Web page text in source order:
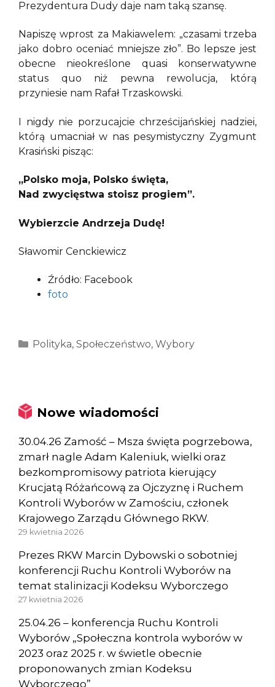
Prezydentura Dudy daje nam taką szansę.
Napiszę wprost za Makiawelem: „czasami trzeba
jako dobro oceniać mniejsze zło”. Bo lepsze jest
obecne nieokreślone quasi konserwatywne
status quo niż pewna rewolucja, którą
przyniesie nam Rafał Trzaskowski.
I nigdy nie porzucajcie chrześcijańskiej nadziei,
którą umacniał w nas pesymistyczny Zygmunt
Krasiński pisząc:
„Polsko moja, Polsko święta,
Nad zwycięstwa stoisz progiem”.
Wybierzcie Andrzeja Dudę!
Sławomir Cenckiewicz
Źródło: Facebook
foto
Kategorie
Polityka, Społeczeństwo, Wybory
Nowe wiadomości
30.04.26 Zamość – Msza święta pogrzebowa,
zmarł nagle Adam Kaleniuk, wielki oraz
bezkompromisowy patriota kierujący
Krucjatą Różańcową za Ojczyznę i Ruchem
Kontroli Wyborów w Zamościu, członek
Krajowego Zarządu Głównego RKW.
29 kwietnia 2026
Prezes RKW Marcin Dybowski o sobotniej
konferencji Ruchu Kontroli Wyborów na
temat stalinizacji Kodeksu Wyborczego
27 kwietnia 2026
25.04.26 – konferencja Ruchu Kontroli
Wyborów „Społeczna kontrola wyborów w
2023 oraz 2025 r. w świetle obecnie
proponowanych zmian Kodeksu
Wyborczego”